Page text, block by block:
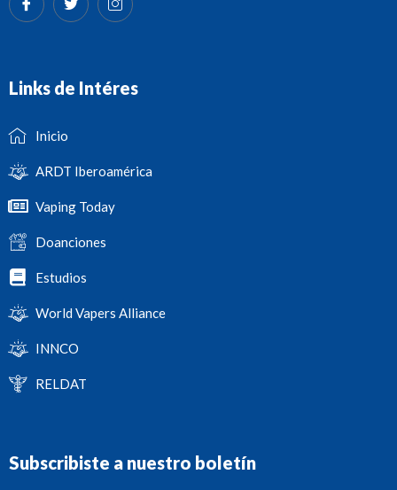
Links de Intéres
Inicio
ARDT Iberoamérica
Vaping Today
Doanciones
Estudios
World Vapers Alliance
INNCO
RELDAT
Subscribiste a nuestro boletín